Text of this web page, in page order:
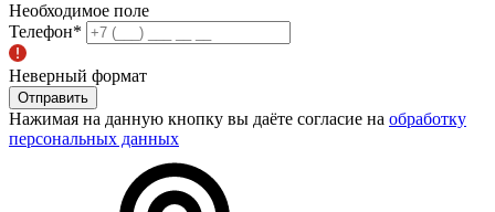
Необходимое поле
Телефон*
Неверный формат
Отправить
Нажимая на данную кнопку вы даёте согласие на обработку
персональных данных